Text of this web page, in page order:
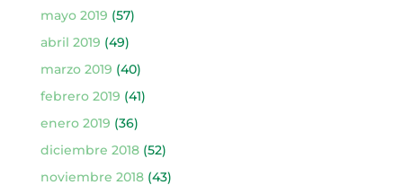
mayo 2019 (57)
abril 2019 (49)
marzo 2019 (40)
febrero 2019 (41)
enero 2019 (36)
diciembre 2018(52)
noviembre 2018(43)